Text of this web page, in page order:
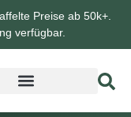
Preise ab 50k+.
verfügbar.